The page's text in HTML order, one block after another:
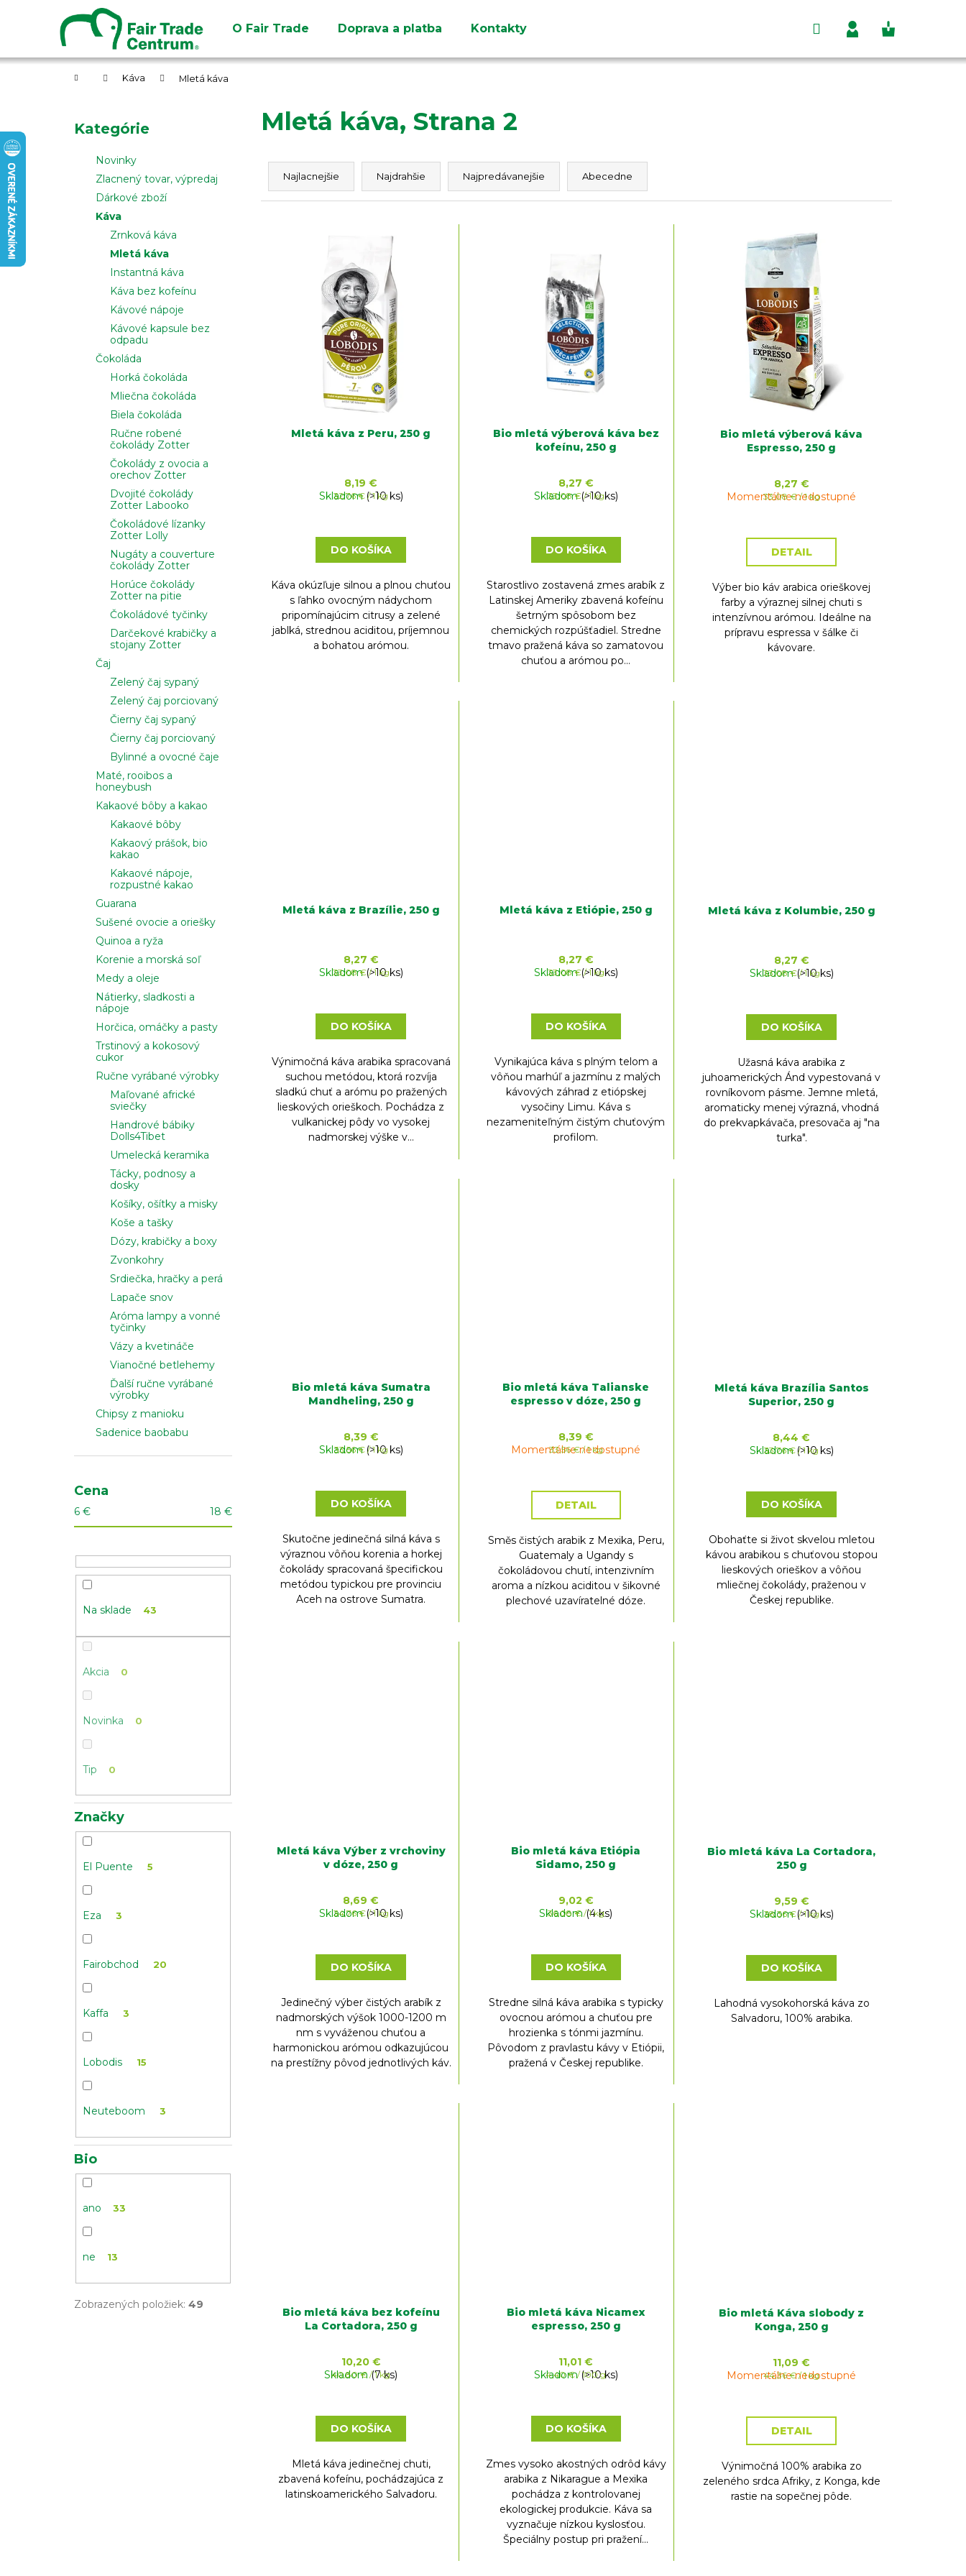
O Fair Trade Doprava a platba Kontakty
Hľadať
Prihlásenie
Nákupný
Domov Káva Mletá káva
Preskočiť
kategórie
Kategórie
Novinky
Zlacnený tovar, výpredaj
Dárkové zboží
Káva
Zrnková káva
Mletá káva
Instantná káva
Káva bez kofeínu
Kávové nápoje
Kávové kapsule bez
odpadu
Čokoláda
Horká čokoláda
Mliečna čokoláda
Biela čokoláda
Ručne robené
čokolády Zotter
Čokolády z ovocia a
orechov Zotter
Dvojité čokolády
Zotter Labooko
Čokoládové lízanky
Zotter Lolly
Nugáty a couverture
čokolády Zotter
Horúce čokolády
Zotter na pitie
Čokoládové tyčinky
Darčekové krabičky a
stojany Zotter
Čaj
Zelený čaj sypaný
Zelený čaj porciovaný
Čierny čaj sypaný
Čierny čaj porciovaný
Bylinné a ovocné čaje
Maté, rooibos a
honeybush
Kakaové bôby a kakao
Kakaové bôby
Kakaový prášok, bio
kakao
Kakaové nápoje,
rozpustné kakao
Guarana
Sušené ovocie a oriešky
Quinoa a ryža
Korenie a morská soľ
Medy a oleje
Nátierky, sladkosti a
nápoje
Horčica, omáčky a pasty
Trstinový a kokosový
cukor
Ručne vyrábané výrobky
Maľované africké
sviečky
Handrové bábiky
Dolls4Tibet
Umelecká keramika
Tácky, podnosy a
dosky
Košíky, ošítky a misky
Koše a tašky
Dózy, krabičky a boxy
Zvonkohry
Srdiečka, hračky a perá
Lapače snov
Aróma lampy a vonné
tyčinky
Vázy a kvetináče
Vianočné betlehemy
Ďalší ručne vyrábané
výrobky
Chipsy z manioku
Sadenice baobabu
Cena
6 € 18 €
Na sklade 43
Akcia 0
Novinka 0
Tip 0
Značky
El Puente 5
Eza 3
Fairobchod 20
Kaffa 3
Lobodis 15
Neuteboom 3
Bio
ano 33
ne 13
Zobrazených položiek: 49
Mletá káva, Strana 2
R
d
Najlacnejšie Najdrahšie Najpredávanejšie Abecedne
Mletá káva z Peru, 250 g
Skladom(>10 ks)
8,19 €
Jednotková
32,76 € / 1 kg
DO KOŠÍKA
Káva okúzľuje silnou a plnou chuťou
s ľahko ovocným nádychom
pripomínajúcim citrusy a zelené
jablká, strednou aciditou, príjemnou
a bohatou arómou.
Bio mletá výberová káva bez
kofeínu, 250 g
Skladom(>10 ks)
8,27 €
Jednotková
33,08 € / 1 kg
DO KOŠÍKA
Starostlivo zostavená zmes arabík z
Latinskej Ameriky zbavená kofeínu
šetrným spôsobom bez
chemických rozpúšťadiel. Stredne
tmavo pražená káva so zamatovou
chuťou a arómou po...
Bio mletá výberová káva
Espresso, 250 g
Momentálne nedostupné
8,27 €
Jednotková
33,08 € / 1 kg
DETAIL
Výber bio káv arabica orieškovej
farby a výraznej silnej chuti s
intenzívnou arómou. Ideálne na
prípravu espressa v šálke či
kávovare.
Mletá káva z Brazílie, 250 g
Skladom(>10 ks)
8,27 €
Jednotková
33,08 € / 1 kg
DO KOŠÍKA
Výnimočná káva arabika spracovaná
suchou metódou, ktorá rozvíja
sladkú chuť a arómu po pražených
lieskových orieškoch. Pochádza z
vulkanickej pôdy vo vysokej
nadmorskej výške v...
Mletá káva z Etiópie, 250 g
Skladom(>10 ks)
8,27 €
Jednotková
33,08 € / 1 kg
DO KOŠÍKA
Vynikajúca káva s plným telom a
vôňou marhúľ a jazmínu z malých
kávových záhrad z etiópskej
vysočiny Limu. Káva s
nezameniteľným čistým chuťovým
profilom.
Mletá káva z Kolumbie, 250 g
Skladom(>10 ks)
8,27 €
Jednotková
33,08 € / 1 kg
DO KOŠÍKA
Užasná káva arabika z
juhoamerických Ánd vypestovaná v
rovníkovom pásme. Jemne mletá,
aromaticky menej výrazná, vhodná
do prekvapkávača, presovača aj "na
turka".
Bio mletá káva Sumatra
Mandheling, 250 g
Skladom(>10 ks)
8,39 €
Jednotková
33,56 € / 1 kg
DO KOŠÍKA
Skutočne jedinečná silná káva s
výraznou vôňou korenia a horkej
čokolády spracovaná špecifickou
metódou typickou pre provinciu
Aceh na ostrove Sumatra.
Bio mletá káva Talianske
espresso v dóze, 250 g
Momentálne nedostupné
8,39 €
Jednotková
33,56 € / 1 kg
DETAIL
Směs čistých arabik z Mexika, Peru,
Guatemaly a Ugandy s
čokoládovou chutí, intenzivním
aroma a nízkou aciditou v šikovné
plechové uzavíratelné dóze.
Mletá káva Brazília Santos
Superior, 250 g
Skladom(>10 ks)
8,44 €
Jednotková
33,76 € / 1 kg
DO KOŠÍKA
Obohaťte si život skvelou mletou
kávou arabikou s chuťovou stopou
lieskových orieškov a vôňou
mliečnej čokolády, praženou v
Českej republike.
Mletá káva Výber z vrchoviny
v dóze, 250 g
Skladom(>10 ks)
8,69 €
Jednotková
34,76 € / 1 kg
DO KOŠÍKA
Jedinečný výber čistých arabík z
nadmorských výšok 1000-1200 m
nm s vyváženou chuťou a
harmonickou arómou odkazujúcou
na prestížny pôvod jednotlivých káv.
Bio mletá káva Etiópia
Sidamo, 250 g
Skladom(4 ks)
9,02 €
Jednotková
36,08 € / 1 kg
DO KOŠÍKA
Stredne silná káva arabika s typicky
ovocnou arómou a chuťou pre
hrozienka s tónmi jazmínu.
Pôvodom z pravlastu kávy v Etiópii,
pražená v Českej republike.
Bio mletá káva La Cortadora,
250 g
Skladom(>10 ks)
9,59 €
Jednotková
38,36 € / 1 kg
DO KOŠÍKA
Lahodná vysokohorská káva zo
Salvadoru, 100% arabika.
Bio mletá káva bez kofeínu
La Cortadora, 250 g
Skladom(7 ks)
10,20 €
Jednotková
40,80 € / 1 kg
DO KOŠÍKA
Mletá káva jedinečnej chuti,
zbavená kofeínu, pochádzajúca z
latinskoamerického Salvadoru.
Bio mletá káva Nicamex
espresso, 250 g
Skladom(>10 ks)
11,01 €
Jednotková
4,40 € / 100 g
DO KOŠÍKA
Zmes vysoko akostných odrôd kávy
arabika z Nikarague a Mexika
pochádza z kontrolovanej
ekologickej produkcie. Káva sa
vyznačuje nízkou kyslosťou.
Špeciálny postup pri pražení...
Bio mletá Káva slobody z
Konga, 250 g
Momentálne nedostupné
11,09 €
Jednotková
44,36 € / 1 kg
DETAIL
Výnimočná 100% arabika zo
zeleného srdca Afriky, z Konga, kde
rastie na sopečnej pôde.
í
Späť
do
Späť
do
Odporúčame